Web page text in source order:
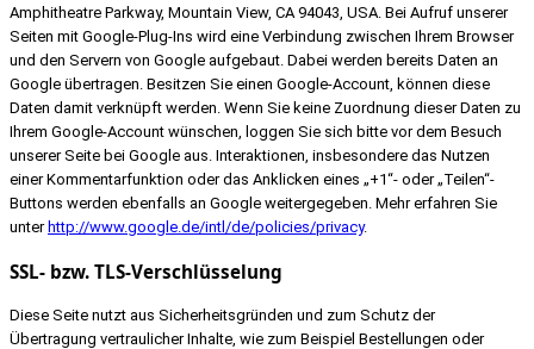
Amphitheatre Parkway, Mountain View, CA 94043, USA. Bei Aufruf unserer
Seiten mit Google-Plug-Ins wird eine Verbindung zwischen Ihrem Browser
und den Servern von Google aufgebaut. Dabei werden bereits Daten an
Google übertragen. Besitzen Sie einen Google-Account, können diese
Daten damit verknüpft werden. Wenn Sie keine Zuordnung dieser Daten zu
Ihrem Google-Account wünschen, loggen Sie sich bitte vor dem Besuch
unserer Seite bei Google aus. Interaktionen, insbesondere das Nutzen
einer Kommentarfunktion oder das Anklicken eines „+1“- oder „Teilen“-
Buttons werden ebenfalls an Google weitergegeben. Mehr erfahren Sie
unter http://www.google.de/intl/de/policies/privacy.
SSL- bzw. TLS-Verschlüsselung
Diese Seite nutzt aus Sicherheitsgründen und zum Schutz der
Übertragung vertraulicher Inhalte, wie zum Beispiel Bestellungen oder